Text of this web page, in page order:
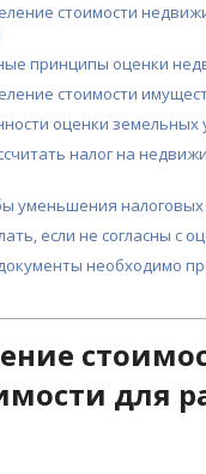
стоимости
принципы оценки
стоимости
оценки земельных
налог на
уменьшения
если не согласны с
необходимо
для